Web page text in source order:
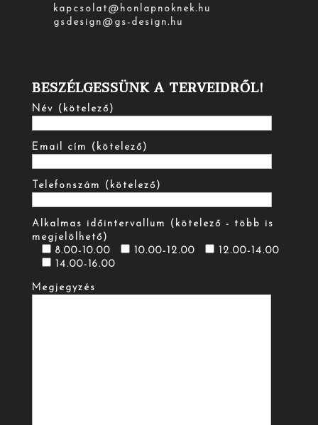
kapcsolat@honlapnoknek.hu
gsdesign@gs-design.hu
BESZÉLGESSÜNK A TERVEIDRŐL!
Név (kötelező)
Email cím (kötelező)
Telefonszám (kötelező)
Alkalmas időintervallum (kötelező - több is
megjelölhető)
8.00-10.00
10.00-12.00
12.00-14.00
14.00-16.00
Megjegyzés